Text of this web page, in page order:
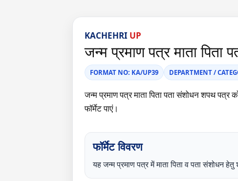
KACHEHRI UP
जन्म प्रमाण पत्र माता
FORMAT NO: KA/UP39 DEPARTMENT /
जन्म प्रमाण पत्र माता पिता पता संशोधन शपथ
फॉर्मेट पाएं।
फॉर्मेट विवरण
यह जन्म प्रमाण पत्र में माता पिता व पता संशोधन